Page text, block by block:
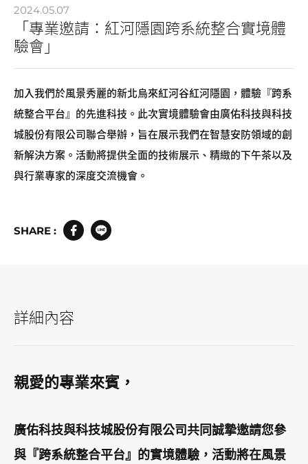
2024.05.07
「專業邀請：紅河隱園跨系統整合實境體
驗會」
加入我們於風景秀麗的新北烏來紅河谷紅河隱園，體驗『跨系
統整合平台』的先進科技。此次實境體驗會由廣佑科技與科技
城股份有限公司聯合舉辦，旨在展示我們在智慧安防領域的創
新解決方案。活動將提供全面的技術展示、精緻的下午茶以及
與行業專家的深度交流機會。
SHARE :
詳細內容
親愛的專業來賓，
廣佑科技與科技城股份有限公司共同誠摯邀請您參
與『跨系統整合平台』的實境體驗，活動將在風景